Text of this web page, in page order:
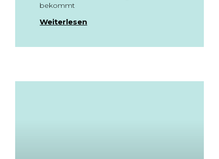
bekommt
Weiterlesen